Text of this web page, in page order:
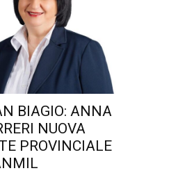
BIAGIO: ANNA
NUOVA
PROVINCIALE